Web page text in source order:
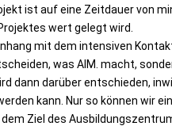
ist auf eine Zeitdauer von
wert gelegt wird.
mit dem intensiven
was AIM. macht,
dann darüber entschieden,
kann. Nur so können wir
Ziel des